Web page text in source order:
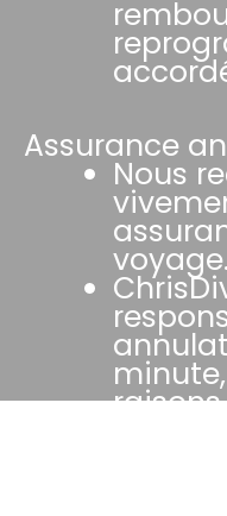
Assurance
Nous
voyage.